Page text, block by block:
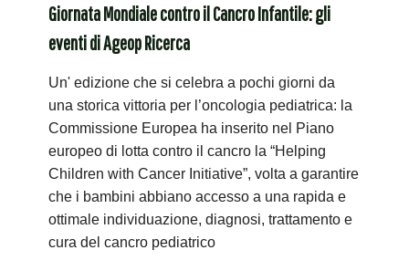
Giornata Mondiale contro il Cancro Infantile: gli
eventi di Ageop Ricerca
Un' edizione che si celebra a pochi giorni da
una storica vittoria per l’oncologia pediatrica: la
Commissione Europea ha inserito nel Piano
europeo di lotta contro il cancro la “Helping
Children with Cancer Initiative”, volta a garantire
che i bambini abbiano accesso a una rapida e
ottimale individuazione, diagnosi, trattamento e
cura del cancro pediatrico